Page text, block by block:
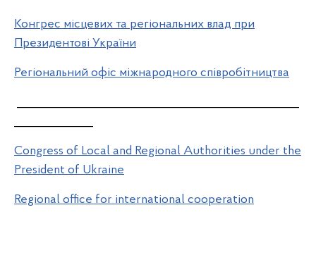
Конгрес місцевих та регіональних влад при
Президентові України
Регіональний офіс міжнародного співробітництва
Congress of Local and Regional Authorities under the
President of Ukraine
Regional office for international cooperation